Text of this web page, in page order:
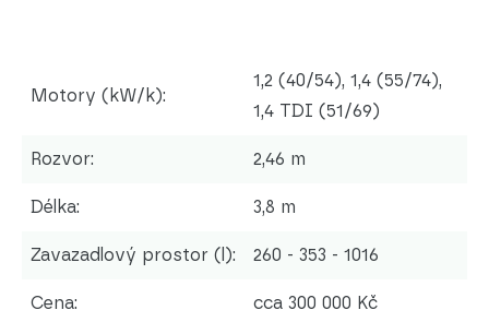
Motory (kW/k):
1,2 (40/54), 1,4 (55/74),
1,4 TDI (51/69)
Rozvor: 2,46 m
Délka: 3,8 m
Zavazadlový prostor (l): 260 - 353 - 1016
Cena: cca 300 000 Kč